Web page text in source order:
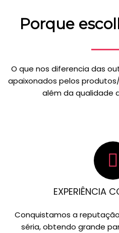
Porque
O que nos diferencia das
apaixonados pelos
além da qualidade
EXPERIÊNCIA
Conquistamos a
séria, obtendo grande